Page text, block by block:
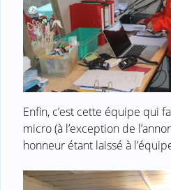
Enfin, c’est cette équipe qui
micro (à l’exception de
honneur étant laissé à